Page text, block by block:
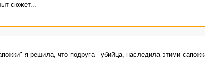
сюжет...
я решила, что подруга - убийца, наследила этими